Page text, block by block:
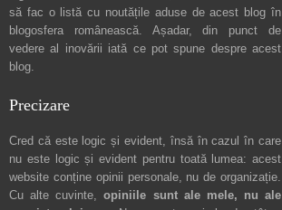
să fac o listă cu noutățile aduse de acest blog în
blogosfera românească. Așadar, din punct de
vedere al inovării iată ce pot spune despre acest
blog.
Precizare
Cred că este logic și evident, însă în cazul în care
nu este logic și evident pentru toată lumea: acest
website conține opinii personale, nu de organizație.
Cu alte cuvinte,opiniile sunt ale mele, nu ale